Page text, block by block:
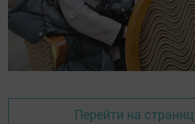
Перейти на